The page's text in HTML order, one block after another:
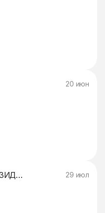
20 июн
Кадровый центр «ПРЕЗИДЕНТ» 29 июл